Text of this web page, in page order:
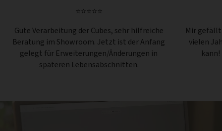
⭐⭐⭐⭐⭐
Gute Verarbeitung der Cubes, sehr hilfreiche
Beratung im Showroom. Jetzt ist der Anfang
gelegt für Erweiterungen/Änderungen in
späteren Lebensabschnitten.
Mir gefällt
vielen